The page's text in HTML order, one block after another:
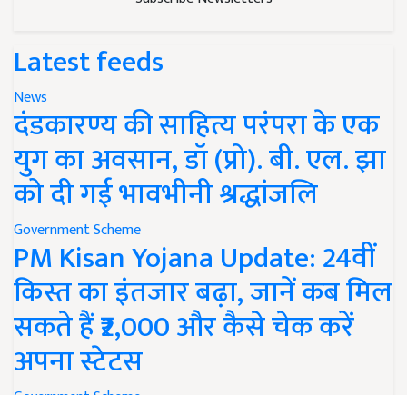
Latest feeds
News
दंडकारण्य की साहित्य परंपरा के एक
युग का अवसान, डॉ (प्रो). बी. एल. झा
को दी गई भावभीनी श्रद्धांजलि
Government Scheme
PM Kisan Yojana Update: 24वीं
किस्त का इंतजार बढ़ा, जानें कब मिल
सकते हैं ₹2,000 और कैसे चेक करें
अपना स्टेटस